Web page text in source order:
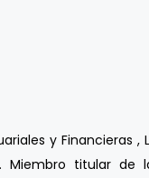
y Financieras ,
Miembro titular de